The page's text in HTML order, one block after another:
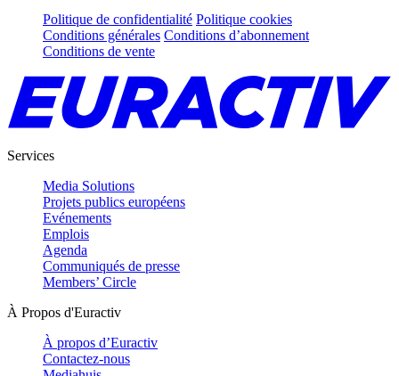
Politique de confidentialité Politique cookies
Conditions générales Conditions d’abonnement
Conditions de vente
Services
Media Solutions
Projets publics européens
Evénements
Emplois
Agenda
Communiqués de presse
Members’ Circle
À Propos d'Euractiv
À propos d’Euractiv
Contactez-nous